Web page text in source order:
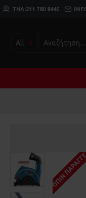
ΤΗΛ:211 780 8440
All
ΚΑΤΌΠΙΝ